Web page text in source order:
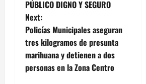
t
n
a
v
PÚBLICO DIGNO Y SEGURO
Next:
Policías Municipales aseguran
tres kilogramos de presunta
marihuana y detienen a dos
personas en la Zona Centro